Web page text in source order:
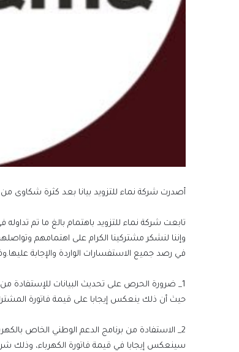
أصدرت شركة نماء للتزويد بيانا بعد كثرة شكاوى من
تابعت شركة نماء للتزويد باهتمام بالغ ما تم
وإننا لنشكر مشتركينا الكرام على اهتمامهم
في رصد جميع الاستفسارات الواردة والإجابة
1_ ضرورة الحرص على تحديث البيانات
حيث أن ذلك ينعكس إيجابا على قيمة فاتورة
سينعكس إيجابا في قيمة فاتورة الكهرباء، وذلك